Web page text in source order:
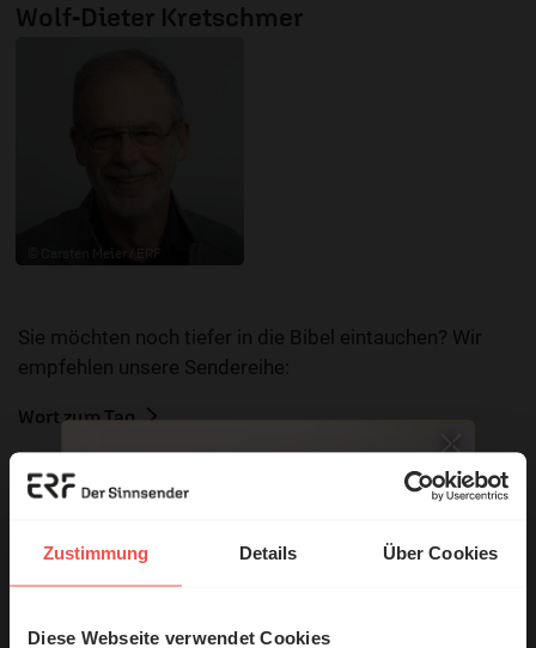
Zustimmung Details Über Cookies
Diese Webseite verwendet Cookies
Wolf-Dieter Kretschmer
© Carsten Meier / ERF
Sie möchten noch tiefer in die Bibel eintauchen? Wir
empfehlen unsere Sendereihe:
Wort zum Tag
Nutzungsrechte
© Ruth Schneider / ERF